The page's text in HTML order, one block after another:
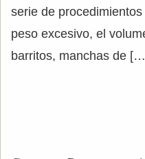
serie de
peso excesivo, el
barritos, manchas de